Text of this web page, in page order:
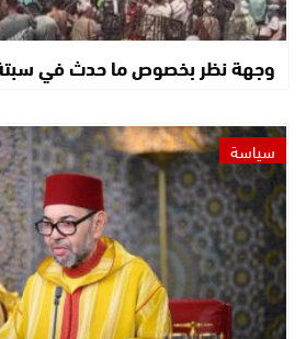
وجهة نظر بخصوص ما حدث في
سياسة